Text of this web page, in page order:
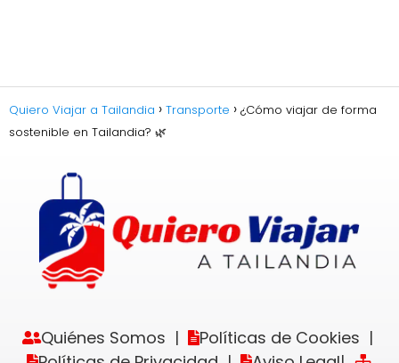
Quiero Viajar a Tailandia Transporte
¿Cómo viajar de forma
sostenible en Tailandia? 🌿
Quiénes Somos | Políticas de Cookies |